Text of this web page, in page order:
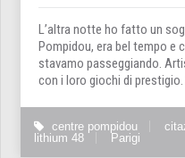
L’altra notte ho fatto un
Pompidou, era bel tempo e
stavamo passeggiando.
con i loro giochi di
centre pompidou
lithium 48
Parigi